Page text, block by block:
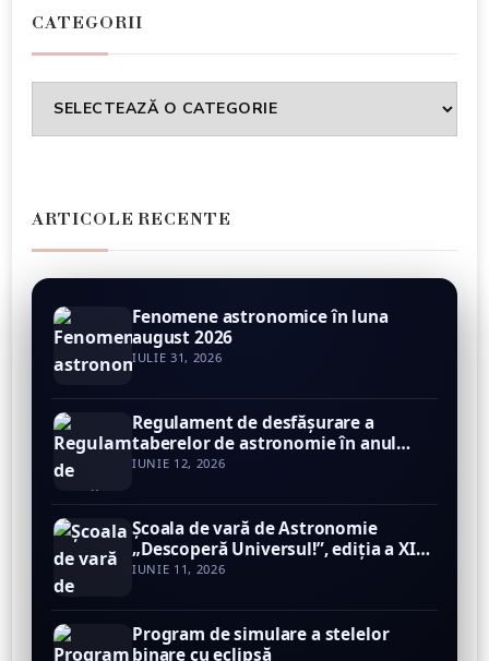
CATEGORII
Categorii
ARTICOLE RECENTE
Fenomene astronomice în luna
august 2026
IULIE 31, 2026
Regulament de desfăşurare a
taberelor de astronomie în anul
2026
IUNIE 12, 2026
Şcoala de vară de Astronomie
„Descoperă Universul!”, ediţia a XIV-
a, 24 – 27 iunie 2026
IUNIE 11, 2026
Program de simulare a stelelor
binare cu eclipsă